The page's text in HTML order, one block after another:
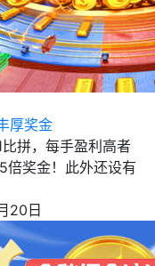
厚奖金
拼，每手盈利高者
倍奖金！此外还设有
20日